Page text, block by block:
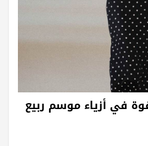
في أزياء موسم ربيع